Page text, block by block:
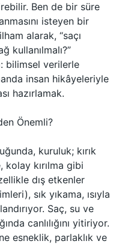
Ben de bir süre
isteyen bir
alarak, “saçı
kullanılmalı?”
bilimsel verilerle
insan hikâyeleriyle
hazırlamak.
Önemli?
kuruluk; kırık
kolay kırılma gibi
dış etkenler
sık yıkama, ısıyla
Saç, su ve
canlılığını yitiriyor.
esneklik, parlaklık ve